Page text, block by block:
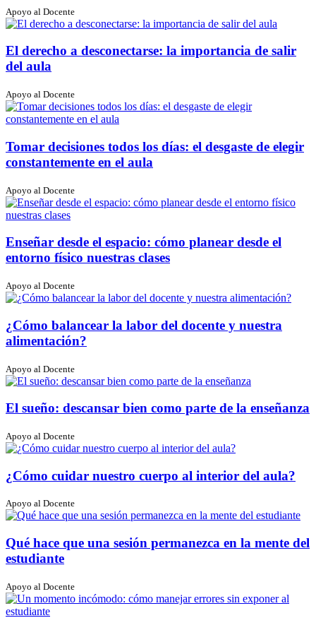
Apoyo al Docente
El derecho a desconectarse: la importancia de salir
del aula
Apoyo al Docente
Tomar decisiones todos los días: el desgaste de elegir
constantemente en el aula
Apoyo al Docente
Enseñar desde el espacio: cómo planear desde el
entorno físico nuestras clases
Apoyo al Docente
¿Cómo balancear la labor del docente y nuestra
alimentación?
Apoyo al Docente
El sueño: descansar bien como parte de la enseñanza
Apoyo al Docente
¿Cómo cuidar nuestro cuerpo al interior del aula?
Apoyo al Docente
Qué hace que una sesión permanezca en la mente del
estudiante
Apoyo al Docente